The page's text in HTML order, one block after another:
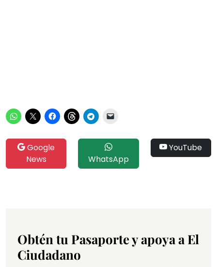
Google
News
WhatsApp
YouTube
Obtén tu Pasaporte y apoya a El
Ciudadano